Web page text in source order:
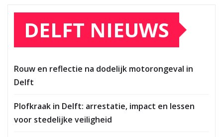
DELFT NIEUWS
Rouw en reflectie na dodelijk motorongeval in
Delft
Plofkraak in Delft: arrestatie, impact en lessen
voor stedelijke veiligheid